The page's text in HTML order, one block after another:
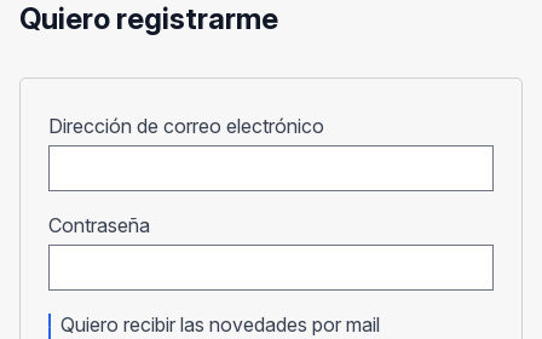
Quiero registrarme
Dirección de correo electrónico
Contraseña
Quiero recibir las novedades por mail